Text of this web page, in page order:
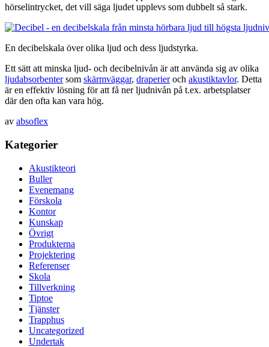
hörselintrycket, det vill säga ljudet upplevs som dubbelt så stark.
En decibelskala över olika ljud och dess ljudstyrka.
Ett sätt att minska ljud- och decibelnivån är att använda sig av olika
ljudabsorbentersom skärmväggar, draperieroch akustiktavlor. Detta
är en effektiv lösning för att få ner ljudnivån på t.ex. arbetsplatser
där den ofta kan vara hög.
av absoflex
Kategorier
Akustikteori
Buller
Evenemang
Förskola
Kontor
Kunskap
Övrigt
Produkterna
Projektering
Referenser
Skola
Tillverkning
Tiptoe
Tjänster
Trapphus
Uncategorized
Undertak